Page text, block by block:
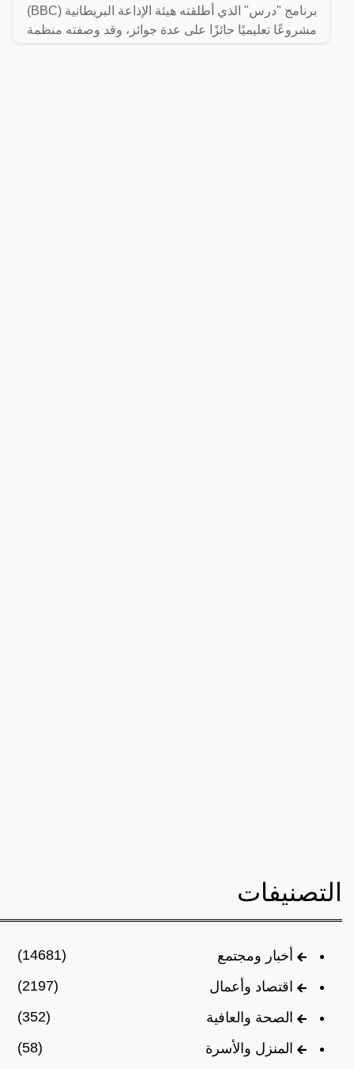
برنامج "درس" الذي أطلقته هيئة الإذاعة البريطانية (BBC)
مشروعًا تعليميًا حائزًا على عدة جوائز، وقد وصفته منظمة
التصنيفات
أخبار ومجتمع
(14681)
اقتصاد وأعمال
(2197)
الصحة والعافية
(352)
المنزل والأسرة
(58)